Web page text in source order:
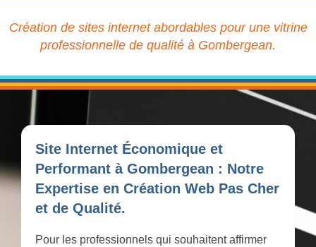
Création de sites internet abordables pour une vitrine
professionnelle de qualité à Gombergean.
Site Internet Économique et
Performant à Gombergean : Notre
Expertise en Création Web Pas Cher
et de Qualité.
Pour les professionnels qui souhaitent affirmer